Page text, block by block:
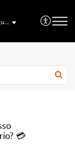
Português
💳